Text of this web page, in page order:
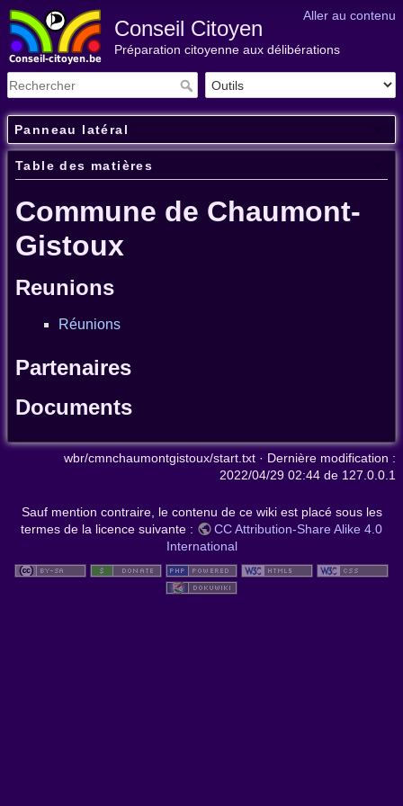
Aller au contenu
Conseil Citoyen
Préparation citoyenne aux délibérations
Panneau latéral
Table des matières
Commune de Chaumont-
Gistoux
Reunions
Réunions
Partenaires
Documents
wbr/cmnchaumontgistoux/start.txt · Dernière modification :
2022/04/29 02:44 de 127.0.0.1
Sauf mention contraire, le contenu de ce wiki est placé sous les
termes de la licence suivante :
CC Attribution-Share Alike 4.0
International